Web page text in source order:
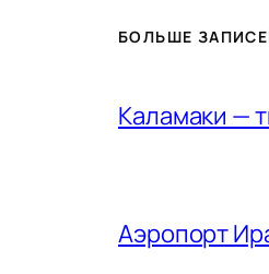
БОЛЬШЕ
Каламаки —
Аэропорт